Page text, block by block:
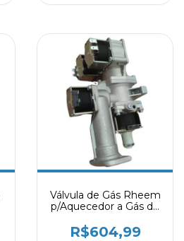
Válvula de Gás Rheem
p/Aquecedor a Gás de
R$604,99